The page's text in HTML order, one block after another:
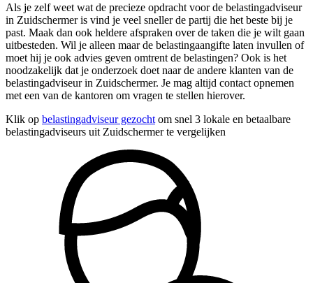
Als je zelf weet wat de precieze opdracht voor de belastingadviseur
in Zuidschermer is vind je veel sneller de partij die het beste bij je
past. Maak dan ook heldere afspraken over de taken die je wilt gaan
uitbesteden. Wil je alleen maar de belastingaangifte laten invullen of
moet hij je ook advies geven omtrent de belastingen? Ook is het
noodzakelijk dat je onderzoek doet naar de andere klanten van de
belastingadviseur in Zuidschermer. Je mag altijd contact opnemen
met een van de kantoren om vragen te stellen hierover.
Klik op belastingadviseur gezocht om snel 3 lokale en betaalbare
belastingadviseurs uit Zuidschermer te vergelijken